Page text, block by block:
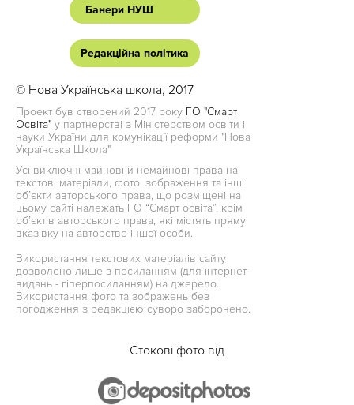
Банери НУШ
Редакційна політика
© Нова Українська школа, 2017
Проект був створений 2017 року ГО "Смарт
Освіта" у партнерстві з Міністерством освіти і
науки України для комунікації реформи "Нова
Українська Школа"
Усі виключні майнові й немайнові права на
текстові матеріали, фото, зображення та інші
об’єкти авторського права, що розміщені на
цьому сайті належать ГО “Смарт освіта”, крім
об’єктів авторського права, які містять пряму
вказівку на авторство іншої особи.
Використання текстових матеріалів сайту
дозволено лише з посиланням (для інтернет-
видань - гіперпосиланням) на джерело.
Використання фото та зображень без
погодження з редакцією суворо заборонено.
Стокові фото від